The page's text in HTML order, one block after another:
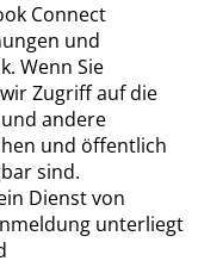
Connect
und
Wenn Sie
Zugriff auf die
andere
und öffentlich
sind.
Dienst von
unterliegt